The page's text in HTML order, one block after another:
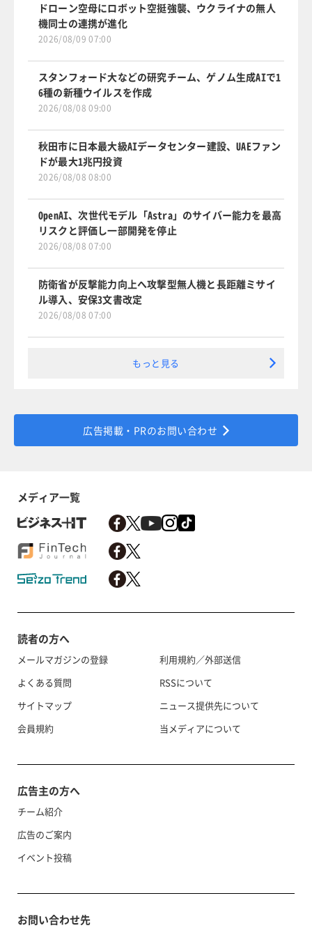
ドローン空母にロボット空挺強襲、ウクライナの無人
機同士の連携が進化
2026/08/09 07:00
スタンフォード大などの研究チーム、ゲノム生成AIで1
6種の新種ウイルスを作成
2026/08/08 09:00
秋田市に日本最大級AIデータセンター建設、UAEファン
ドが最大1兆円投資
2026/08/08 08:00
OpenAI、次世代モデル「Astra」のサイバー能力を最高
リスクと評価し一部開発を停止
2026/08/08 07:00
防衛省が反撃能力向上へ攻撃型無人機と長距離ミサイ
ル導入、安保3文書改定
2026/08/08 07:00
もっと見る
広告掲載・PRのお問い合わせ
メディア一覧
読者の方へ
メールマガジンの登録
よくある質問
サイトマップ
会員規約
利用規約／外部送信
RSSについて
ニュース提供先について
当メディアについて
広告主の方へ
チーム紹介
広告のご案内
イベント投稿
お問い合わせ先